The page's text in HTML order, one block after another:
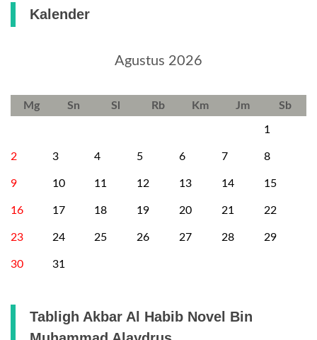
Kalender
Agustus 2026
Mg Sn Sl Rb Km Jm Sb
1
2 3 4 5 6 7 8
9 10 11 12 13 14 15
16 17 18 19 20 21 22
23 24 25 26 27 28 29
30 31
Tabligh Akbar Al Habib Novel Bin